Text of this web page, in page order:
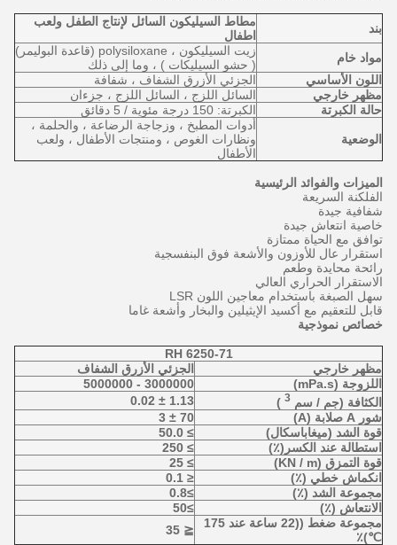
بند مطاط السيليكون السائل لإنتاج الطفل ولعب
اطفال
مواد خام
زيت السيليكون ، polysiloxane (قاعدة البوليمر)
( حشو السيليكات ) ، وما إلى ذلك
اللون الأساسي
الجزئي الأزرق الشفاف ، شفافة
مظهر خارجي
السائل اللزج ، السائل اللزج ، جزءان
حالة الكبرتة
الكبرتة: 150 درجة مئوية / 5 دقائق
الوضعية
أدوات المطبخ ، وزجاجة الرضاعة ، والحلمة ،
ونظارات الغوص ، ومنتجات الأطفال ، ولعب
الأطفال
الميزات والفوائد الرئيسية
الفلكنة السريعة
شفافية جيدة
خاصية انتعاش جيدة
توافق مع الحياة ممتازة
استقرار عال للأوزون والأشعة فوق البنفسجية
رائحة محايدة وطعم
الاستقرار الحراري العالي
سهل الصبغة باستخدام معاجين اللون LSR
قابل للتعقيم مع أكسيد الإيثيلين والبخار وأشعة غاما
خصائص نموذجية
RH 6250-71
مظهر خارجي
الجزئي الأزرق الشفاف
اللزوجة (mPa.s)
3000000 - 5000000
الكثافة (جم / سم 3
)
1.13 ± 0.02
شور A صلابة (A)
70 ± 3
قوة الشد (ميغاباسكال)
≥ 50.0
استطالة عند الكسر(٪)
≥ 250
قوة التمزق (KN / m)
≥ 25
انكماش خطي (٪)
≤ 0.1
مجموعة الشد (٪)
≥0.8
الانتعاش (٪)
≥50
مجموعة ضغط ((22 ساعة عند 175
℃)٪
≦ 35